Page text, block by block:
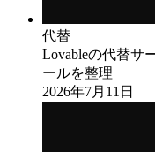
代替
Lovableの代替サ
ールを整理
2026年7月11日